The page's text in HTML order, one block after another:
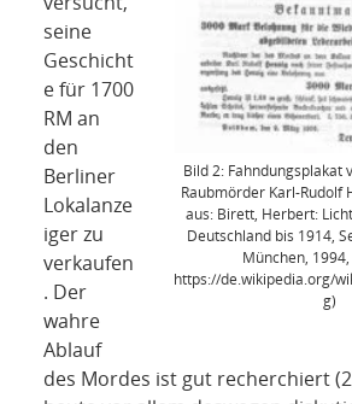
Bild 2: Fahndungsplakat
Raubmörder Karl-Rudolf
aus: Birett, Herbert:
Deutschland bis 1914,
München,
https://de.wikipedia.org/
g)
seine
Geschicht
e für 1700
RM an
den
Berliner
Lokalanze
iger zu
verkaufen
. Der
wahre
Ablauf
des Mordes ist gut recherchiert